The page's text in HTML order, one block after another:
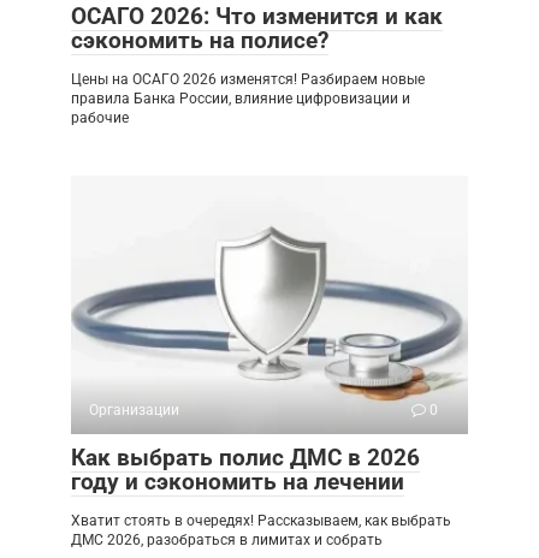
ОСАГО 2026: Что изменится и как
сэкономить на полисе?
Цены на ОСАГО 2026 изменятся! Разбираем новые
правила Банка России, влияние цифровизации и
рабочие
Организации 0
Как выбрать полис ДМС в 2026
году и сэкономить на лечении
Хватит стоять в очередях! Рассказываем, как выбрать
ДМС 2026, разобраться в лимитах и собрать